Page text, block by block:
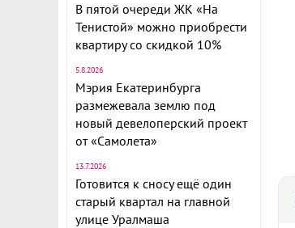
В пятой очереди ЖК «На
Тенистой» можно приобрести
квартиру со скидкой 10%
5.8.2026
Мэрия Екатеринбурга
размежевала землю под
новый девелоперский проект
от «Самолета»
13.7.2026
Готовится к сносу ещё один
старый квартал на главной
улице Уралмаша